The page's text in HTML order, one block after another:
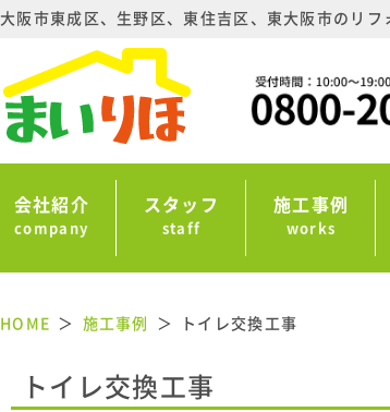
大阪市東成区、生野区、東住吉区、東大阪市のリ
会社紹介
company
スタッフ
staff
施工事例
works
HOME 施工事例 トイレ交換工事
トイレ交換工事